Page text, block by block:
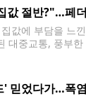
값 절반?"…페
값에 부담을 느
대중교통, 풍부
' 믿었다가…폭